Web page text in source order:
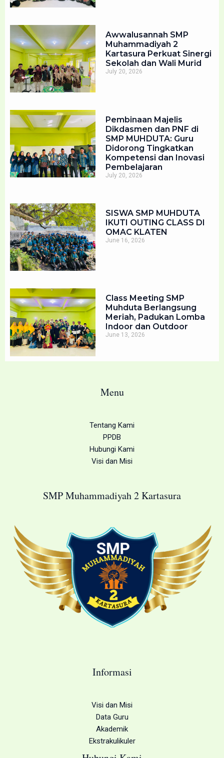
Awwalusannah SMP
Muhammadiyah 2
Kartasura Perkuat Sinergi
Sekolah dan Wali Murid
July 20, 2026
Pembinaan Majelis
Dikdasmen dan PNF di
SMP MUHDUTA: Guru
Didorong Tingkatkan
Kompetensi dan Inovasi
Pembelajaran
July 20, 2026
SISWA SMP MUHDUTA
IKUTI OUTING CLASS DI
OMAC KLATEN
June 16, 2026
Class Meeting SMP
Muhduta Berlangsung
Meriah, Padukan Lomba
Indoor dan Outdoor
June 13, 2026
Menu
Tentang Kami
PPDB
Hubungi Kami
Visi dan Misi
SMP Muhammadiyah 2 Kartasura
Informasi
Visi dan Misi
Data Guru
Akademik
Ekstrakulikuler